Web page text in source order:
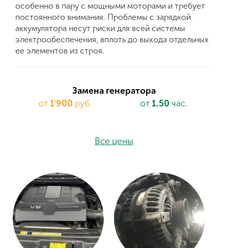
особенно в пару с мощными моторами и требует
постоянного внимания. Проблемы с зарядкой
аккумулятора несут риски для всей системы
электрообеспечения, вплоть до выхода отдельных
ее элементов из строя.
Замена генератора
от 1'900 руб. от 1.50 час.
Все цены